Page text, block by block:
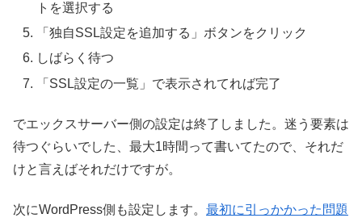
トを選択する
「独自SSL設定を追加する」ボタンをクリック
しばらく待つ
「SSL設定の一覧」で表示されてれば完了
でエックスサーバー側の設定は終了しました。迷う要素は
待つぐらいでした、最大1時間って書いてたので、それだ
けと言えばそれだけですが。
次にWordPress側も設定します。 最初に引っかかった問題